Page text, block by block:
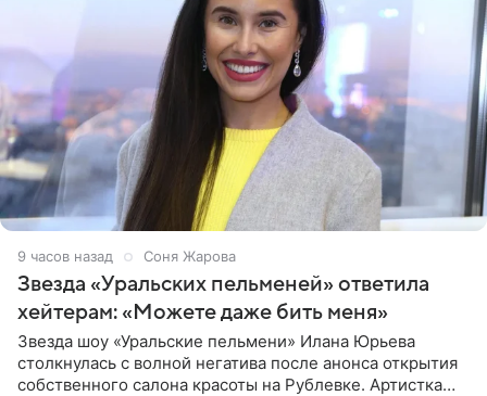
9 часов назад Соня Жарова
Звезда «Уральских пельменей» ответила
хейтерам: «Можете даже бить меня»
Звезда шоу «Уральские пельмени» Илана Юрьева
столкнулась с волной негатива после анонса открытия
собственного салона красоты на Рублевке. Артистка